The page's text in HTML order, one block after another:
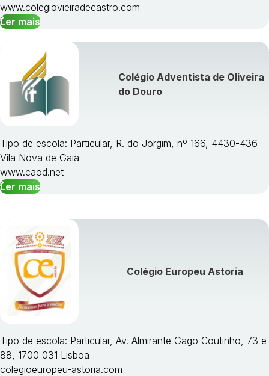
www.colegiovieiradecastro.com
Ler mais
Colégio Adventista de Oliveira
do Douro
Tipo de escola: Particular, R. do Jorgim, nº 166, 4430-436
Vila Nova de Gaia
www.caod.net
Ler mais
Colégio Europeu Astoria
Tipo de escola: Particular, Av. Almirante Gago Coutinho, 73 e
88, 1700 031 Lisboa
colegioeuropeu-astoria.com